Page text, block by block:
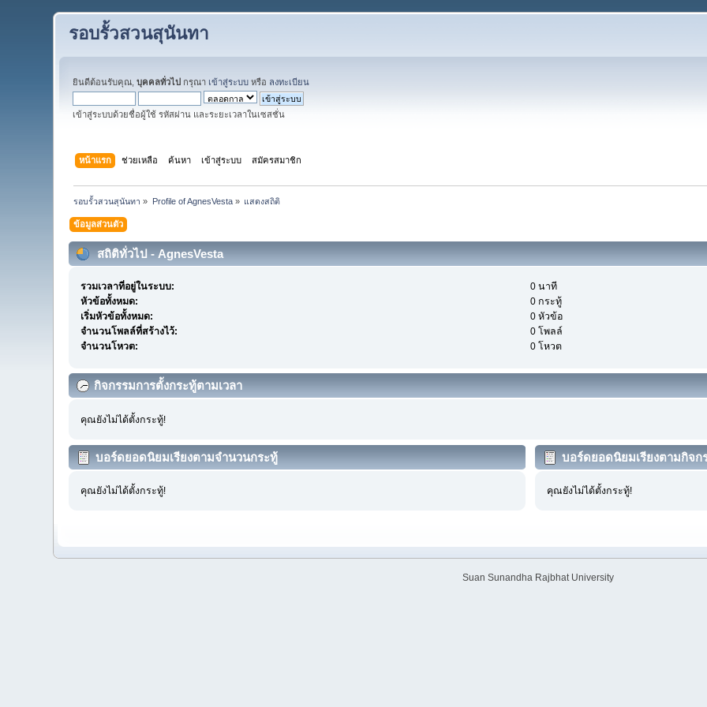
รอบรั้วสวนสุนันทา
ยินดีต้อนรับคุณ,บุคคลทั่วไป กรุณา เข้าสู่ระบบ หรือ ลงทะเบียน
เข้าสู่ระบบด้วยชื่อผู้ใช้ รหัสผ่าน และระยะเวลาในเซสชั่น
หน้าแรก ช่วยเหลือ ค้นหา เข้าสู่ระบบ สมัครสมาชิก
รอบรั้วสวนสุนันทา » Profile of AgnesVesta» แสดงสถิติ
ข้อมูลส่วนตัว
สถิติทั่วไป - AgnesVesta
รวมเวลาที่อยู่ในระบบ:
0 นาที
หัวข้อทั้งหมด:
0 กระทู้
เริ่มหัวข้อทั้งหมด:
0 หัวข้อ
จำนวนโพลล์ที่สร้างไว้:
0 โพลล์
จำนวนโหวต:
0 โหวต
กิจกรรมการตั้งกระทู้ตามเวลา
คุณยังไม่ได้ตั้งกระทู้!
บอร์ดยอดนิยมเรียงตามจำนวนกระทู้
คุณยังไม่ได้ตั้งกระทู้!
บอร์ดยอดนิยมเรียงตามกิจก
คุณยังไม่ได้ตั้งกระทู้!
Suan Sunandha Rajbhat University